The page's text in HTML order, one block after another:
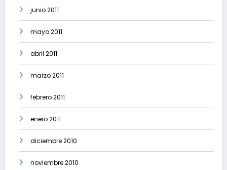
junio 2011
mayo 2011
abril 2011
marzo 2011
febrero 2011
enero 2011
diciembre 2010
noviembre 2010